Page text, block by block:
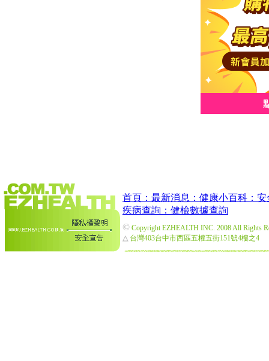
首頁： 最新消息： 健康小百科： 安
疾病查詢： 健檢數據查詢
© Copyright EZHEALTH INC. 2008 All Rights
△ 台灣403台中市西區五權五街151號4樓之4